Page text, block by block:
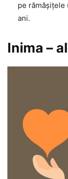
pe
ani.
Inima –